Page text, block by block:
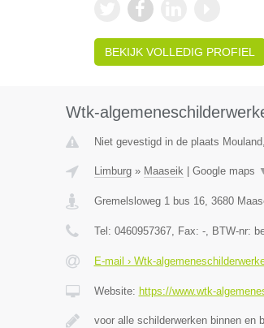
BEKIJK VOLLEDIG PROFIEL
Wtk-
Niet gevestigd in de plaats
Limburg» Maaseik| Google maps
Gremelsloweg 1 bus 16, 3680
Tel: 0460957367, Fax: -, BTW-nr:
E-mail › Wtk-
Website: https://www.wtk-
voor alle schilderwerken binnen en